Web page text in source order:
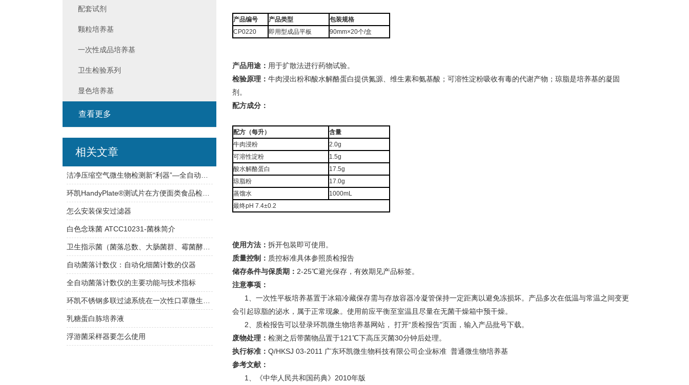
产品编号 产品类型
包装规格
CP0220
即用型成品平板 90mm×20个/盒
产品用途： 用于扩散法进行药物试验。
检验原理： 牛肉浸出粉和酸水解酪蛋白提供氮源、维生素和氨基酸；可溶性淀粉吸收有毒的代谢产物；琼脂是培养基的凝固
剂。
配方成分：
配方（每升）
含量
牛肉浸粉
2.0g
可溶性淀粉
1.5g
酸水解酪蛋白
17.5g
琼脂粉
17.0g
蒸馏水
1000mL
最终pH 7.4±0.2
使用方法： 拆开包装即可使用。
质量控制： 质控标准具体参照质检报告
储存条件与保质期： 2-25℃避光保存，有效期见产品标签。
注意事项：
1、一次性平板培养基置于冰箱冷藏保存需与存放容器冷凝管保持一定距离以避免冻损坏。产品多次在低温与常温之间变更
会引起琼脂的泌水，属于正常现象。使用前应平衡至室温且尽量在无菌干燥箱中预干燥。
2、质检报告可以登录环凯微生物培养基网站， 打开“质检报告"页面，输入产品批号下载。
废物处理： 检测之后带菌物品置于121℃下高压灭菌30分钟后处理。
执行标准： Q/HKSJ 03-2011 广东环凯微生物科技有限公司企业标准 普通微生物培养基
参考文献：
1、《中华人民共和国药典》2010年版
配套试剂
颗粒培养基
一次性成品培养基
卫生检验系列
显色培养基
查看更多
相关文章
怎么安装保安过滤器
白色念珠菌 ATCC10231-菌株简介
卫生指示菌（菌落总数、大肠菌群、霉菌酵母总数）快检方案
自动菌落计数仪：自动化细菌计数的仪器
全自动菌落计数仪的主要功能与技术指标
乳糖蛋白胨培养液
浮游菌采样器要怎么使用